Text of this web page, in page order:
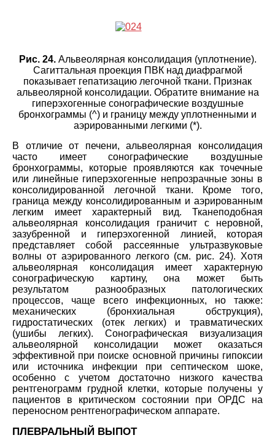
Рис. 24.Альвеолярная консолидация (уплотнение).
Сагиттальная проекция ПВК над диафрагмой
показывает гепатизацию легочной ткани. Признак
альвеолярной консолидации. Обратите внимание на
гиперэхогенные сонографические воздушные
бронхограммы (^) и границу между уплотненными и
аэрированными легкими (*).
В отличие от печени, альвеолярная консолидация
часто имеет сонографические воздушные
бронхограммы, которые проявляются как точечные
или линейные гиперэхогенные непрозрачные зоны в
консолидированной легочной ткани. Кроме того,
граница между консолидированным и аэрированным
легким имеет характерный вид. Тканеподобная
альвеолярная консолидация граничит с неровной,
зазубренной и гиперэхогенной линией, которая
представляет собой рассеянные ультразвуковые
волны от аэрированного легкого (см. рис. 24). Хотя
альвеолярная консолидация имеет характерную
сонографическую картину, она может быть
результатом разнообразных патологических
процессов, чаще всего инфекционных, но также:
механических (бронхиальная обструкция),
гидростатических (отек легких) и травматических
(ушибы легких). Сонографическая визуализация
альвеолярной консолидации может оказаться
эффективной при поиске основной причины гипоксии
или источника инфекции при септическом шоке,
особенно с учетом достаточно низкого качества
рентгенограмм грудной клетки, которые получены у
пациентов в критическом состоянии при ОРДС на
переносном рентгенографическом аппарате.
ПЛЕВРАЛЬНЫЙ ВЫПОТ